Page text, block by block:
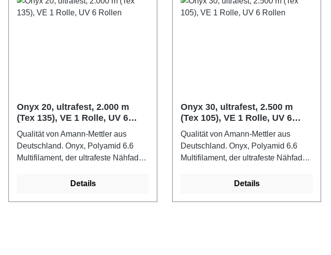
Onyx 20, ultrafest, 2.000 m
(Tex 135), VE 1 Rolle, UV 6
Rollen
Qualität von Amann-Mettler aus
Deutschland. Onyx, Polyamid 6.6
Multifilament, der ultrafeste Nähfaden
und Absteppnähterobust,
Details
Onyx 30, ultrafest, 2.500 m
(Tex 105), VE 1 Rolle, UV 6
Rollen
Qualität von Amann-Mettler aus
Deutschland. Onyx, Polyamid 6.6
Multifilament, der ultrafeste Nähfaden
und Absteppnähterobust,
Details